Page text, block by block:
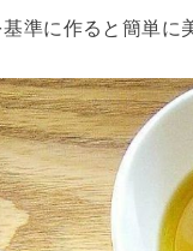
準に作ると簡単に